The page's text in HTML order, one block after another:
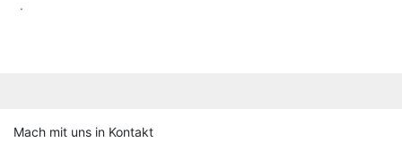
.
Mach mit uns in Kontakt